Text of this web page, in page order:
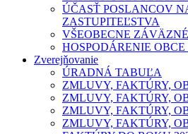
ÚČASŤ POSLANCOV
ZASTUPITEĽSTVA
VŠEOBECNE
HOSPODÁRENIE
Zverejňovanie
ÚRADNÁ TABUĽA
ZMLUVY, FAKTÚRY,
ZMLUVY, FAKTÚRY,
ZMLUVY, FAKTÚRY,
ZMLUVY, FAKTÚRY,